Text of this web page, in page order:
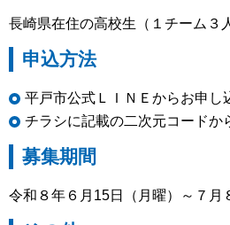
長崎県在住の高校生（１チーム３
申込方法
平戸市公式ＬＩＮＥからお申し
チラシに記載の二次元コードか
募集期間
令和８年６月15日（月曜）～７月